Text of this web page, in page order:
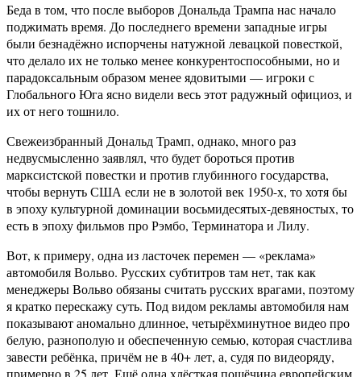
Беда в том, что после выборов Дональда Трампа нас начало
поджимать время. До последнего времени западные игры
были безнадёжно испорчены натужной левацкой повесткой,
что делало их не только менее конкурентоспособными, но и
парадоксальным образом менее ядовитыми — игроки с
Глобального Юга ясно видели весь этот радужный официоз, и
их от него тошнило.
Свежеизбранный Дональд Трамп, однако, много раз
недвусмысленно заявлял, что будет бороться против
марксистской повестки и против глубинного государства,
чтобы вернуть США если не в золотой век 1950-х, то хотя бы
в эпоху культурной доминации восьмидесятых-девяностых, то
есть в эпоху фильмов про Рэмбо, Терминатора и Лилу.
Вот, к примеру, одна из ласточек перемен — «реклама»
автомобиля Вольво. Русских субтитров там нет, так как
менеджеры Вольво обязаны считать русских врагами, поэтому
я кратко перескажу суть. Под видом рекламы автомобиля нам
показывают аномально длинное, четырёхминутное видео про
белую, разнополую и обеспеченную семью, которая счастлива
завести ребёнка, причём не в 40+ лет, а, судя по видеоряду,